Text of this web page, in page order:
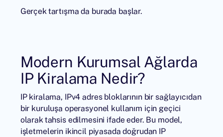
Gerçek tartışma da burada başlar.
Modern Kurumsal Ağlarda
IP Kiralama Nedir?
IP kiralama, IPv4 adres bloklarının bir sağlayıcıdan
bir kuruluşa operasyonel kullanım için geçici
olarak tahsis edilmesini ifade eder. Bu model,
işletmelerin ikincil piyasada doğrudan IP